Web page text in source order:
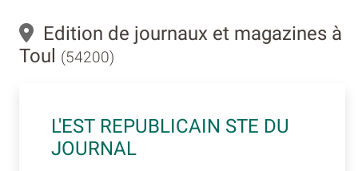
Edition de journaux et magazines à
Toul
(54200)
L'EST REPUBLICAIN STE DU
JOURNAL